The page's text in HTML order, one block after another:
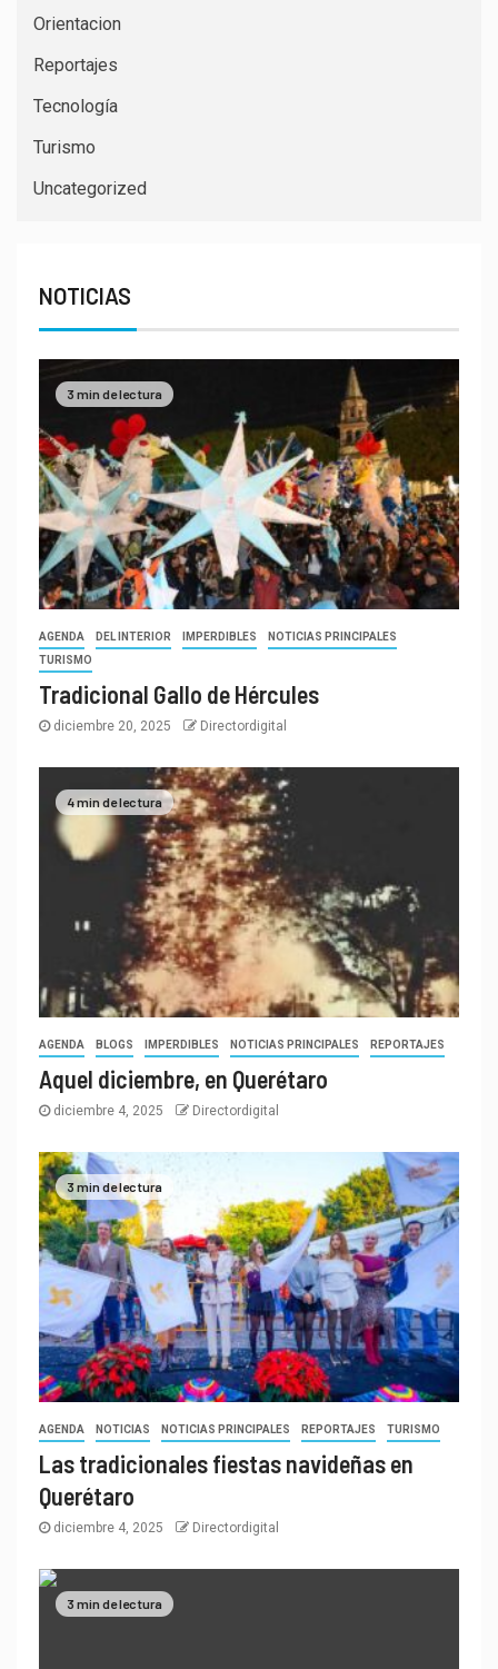
Orientacion
Reportajes
Tecnología
Turismo
Uncategorized
NOTICIAS
3 min de lectura
AGENDA DEL INTERIOR IMPERDIBLES
NOTICIAS PRINCIPALES
TURISMO
Tradicional Gallo de Hércules
diciembre 20, 2025 Directordigital
4 min de lectura
AGENDA BLOGS IMPERDIBLES NOTICIAS PRINCIPALES REPORTAJES
Aquel diciembre, en Querétaro
diciembre 4, 2025 Directordigital
3 min de lectura
AGENDA NOTICIAS NOTICIAS PRINCIPALES REPORTAJES TURISMO
Las tradicionales fiestas navideñas en
Querétaro
diciembre 4, 2025 Directordigital
3 min de lectura